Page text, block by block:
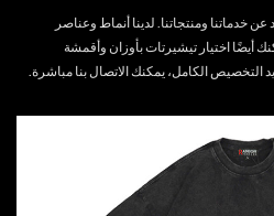
خدماتنا ومنتجاتنا. لدينا أنماط وعناصر
أيضًا اختيار تيشيرتات بأوزان وأقمشة
التخصيص الكامل، يمكنكالاتصال بنا مباشرة.